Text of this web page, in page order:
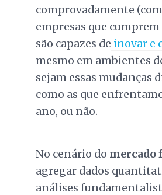
comprovadamente (com
empresas que cumprem
são capazes de inovar e
mesmo em ambientes
sejam essas mudanças
como as que
ano, ou não.
No cenário do mercado
agregar dados
análises